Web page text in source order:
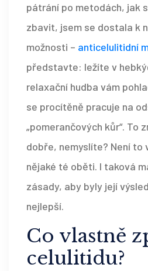
pátrání po metodách, jak
zbavit, jsem se dostala k
možnosti – anticelulitidní
představte: ležíte v
relaxační hudba vám
se procítěně pracuje na
„pomerančových kůr“. To
dobře, nemyslíte? Není to
nějaké té oběti. I taková
zásady, aby byly její
nejlepší.
Co vlastně
celulitidu?